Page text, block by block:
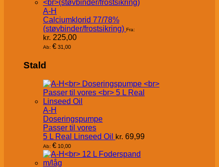
A-H
Calciumklorid 77/78%
(støvbinder/frostsikring) Fra:
kr. 225,00
Ab: € 31,00
Stald
A-H
Doseringspumpe
Passer til vores
5 L Real Linseed Oil kr. 69,99
Ab: € 10,00